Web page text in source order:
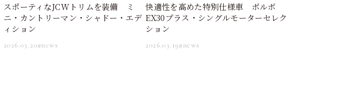
スポーティなJCWトリムを装備 ミ
ニ・カントリーマン・シャドー・エデ
ィション
2026.03.20#news
快適性を高めた特別仕様車 ボルボ
EX30プラス・シングルモーターセレク
ション
2026.03.19#news